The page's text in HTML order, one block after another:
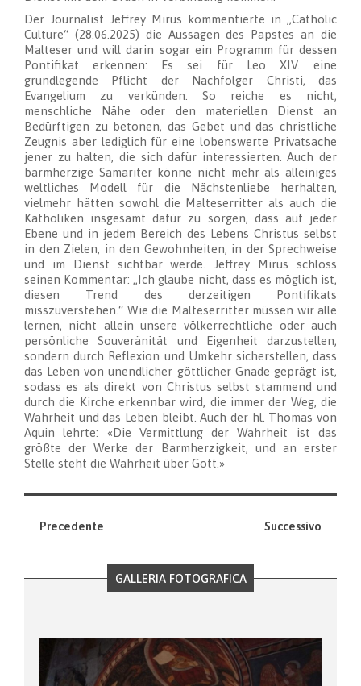
Der Journalist Jeffrey Mirus kommentierte in „Catholic
Culture“ (28.06.2025) die Aussagen des Papstes an die
Malteser und will darin sogar ein Programm für dessen
Pontifikat erkennen: Es sei für Leo XIV. eine
grundlegende Pflicht der Nachfolger Christi, das
Evangelium zu verkünden. So reiche es nicht,
menschliche Nähe oder den materiellen Dienst an
Bedürftigen zu betonen, das Gebet und das christliche
Zeugnis aber lediglich für eine lobenswerte Privatsache
jener zu halten, die sich dafür interessierten. Auch der
barmherzige Samariter könne nicht mehr als alleiniges
weltliches Modell für die Nächstenliebe herhalten,
vielmehr hätten sowohl die Malteserritter als auch die
Katholiken insgesamt dafür zu sorgen, dass auf jeder
Ebene und in jedem Bereich des Lebens Christus selbst
in den Zielen, in den Gewohnheiten, in der Sprechweise
und im Dienst sichtbar werde. Jeffrey Mirus schloss
seinen Kommentar: „Ich glaube nicht, dass es möglich ist,
diesen Trend des derzeitigen Pontifikats
misszuverstehen.“ Wie die Malteserritter müssen wir alle
lernen, nicht allein unsere völkerrechtliche oder auch
persönliche Souveränität und Eigenheit darzustellen,
sondern durch Reflexion und Umkehr sicherstellen, dass
das Leben von unendlicher göttlicher Gnade geprägt ist,
sodass es als direkt von Christus selbst stammend und
durch die Kirche erkennbar wird, die immer der Weg, die
Wahrheit und das Leben bleibt. Auch der hl. Thomas von
Aquin lehrte: «Die Vermittlung der Wahrheit ist das
größte der Werke der Barmherzigkeit, und an erster
Stelle steht die Wahrheit über Gott.»
Precedente Successivo
GALLERIA FOTOGRAFICA